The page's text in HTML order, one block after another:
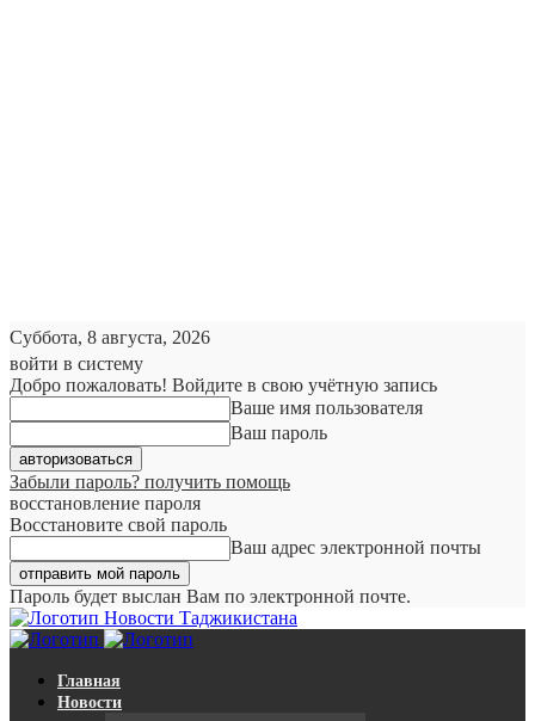
Суббота, 8 августа, 2026
войти в систему
Добро пожаловать! Войдите в свою учётную запись
Ваше имя пользователя
Ваш пароль
Забыли пароль? получить помощь
восстановление пароля
Восстановите свой пароль
Ваш адрес электронной почты
Пароль будет выслан Вам по электронной почте.
Новости Таджикистана
Главная
Новости